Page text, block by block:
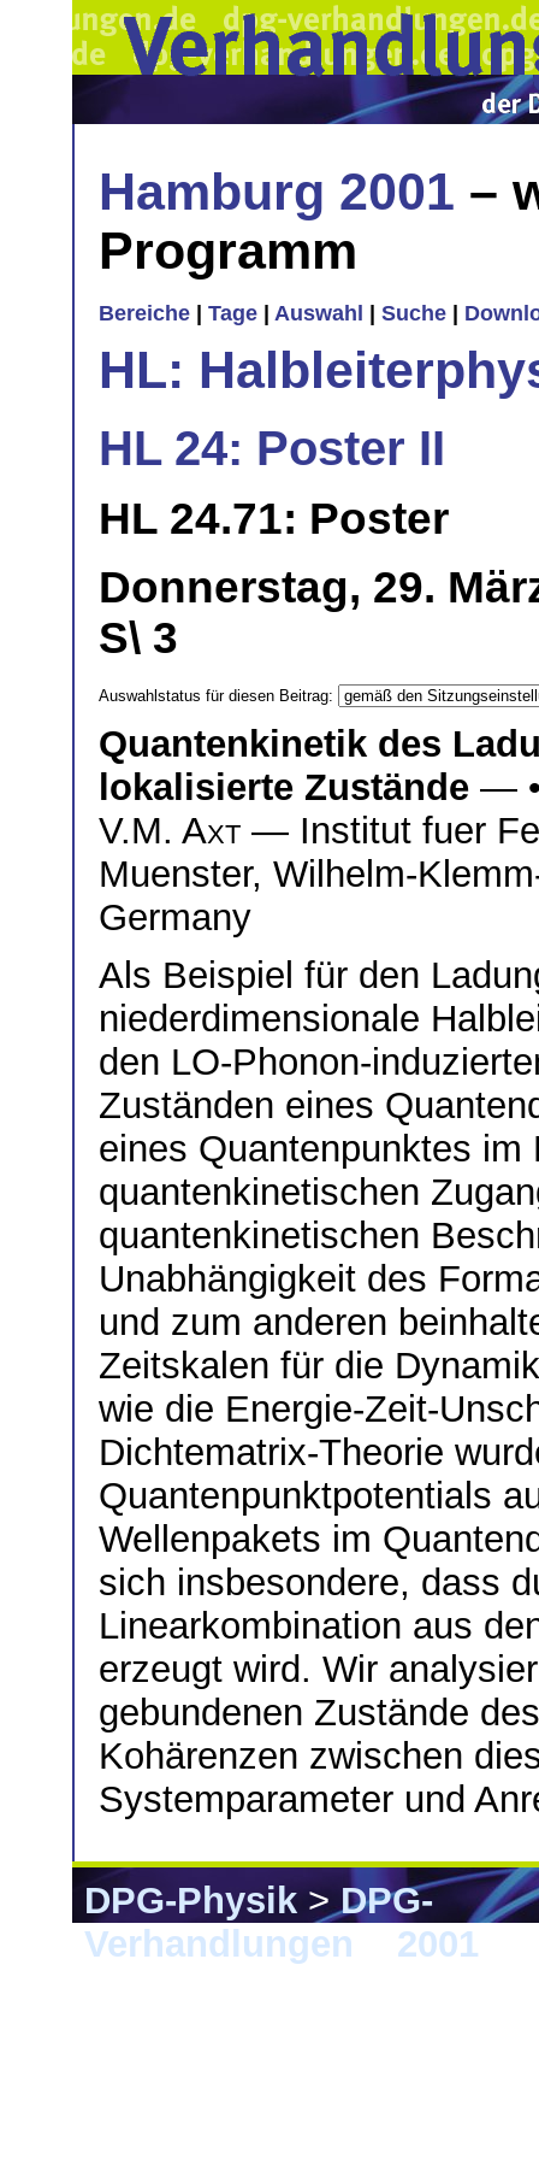
Hamburg 2001 –
Programm
Bereiche Tage Auswahl Suche
HL:
HL 24: Poster II
HL 24.71: Poster
Donnerstag, 29.
S\ 3
Auswahlstatus für diesen Beitrag:
Quantenkinetik des
lokalisierte Zustände —
V.M. Axt — Institut fuer
Muenster, Wilhelm-
Germany
Als Beispiel für den
niederdimensionale
den LO-Phonon-
Zuständen eines
eines Quantenpunktes im
quantenkinetischen
quantenkinetischen
Unabhängigkeit des
und zum anderen
Zeitskalen für die
wie die Energie-Zeit-
Dichtematrix-Theorie
Quantenpunktpotentials
Wellenpakets im
sich insbesondere, dass
Linearkombination aus
erzeugt wird. Wir
gebundenen Zustände
Kohärenzen zwischen
Systemparameter und
DPG-Physik>DPG-
Verhandlungen
2001